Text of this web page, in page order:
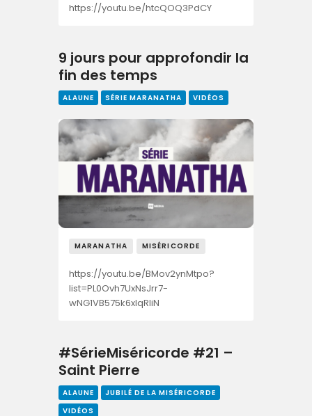
https://youtu.be/htcQOQ3PdCY
9 jours pour approfondir la
fin des temps
ALAUNE SÉRIE MARANATHA VIDÉOS
MARANATHA MISÉRICORDE
https://youtu.be/BMov2ynMtpo?
list=PL0Ovh7UxNsJrr7-
wNG1VB575k6xlqRliN
#SérieMiséricorde #21 –
Saint Pierre
ALAUNE
JUBILÉ DE LA MISÉRICORDE
VIDÉOS